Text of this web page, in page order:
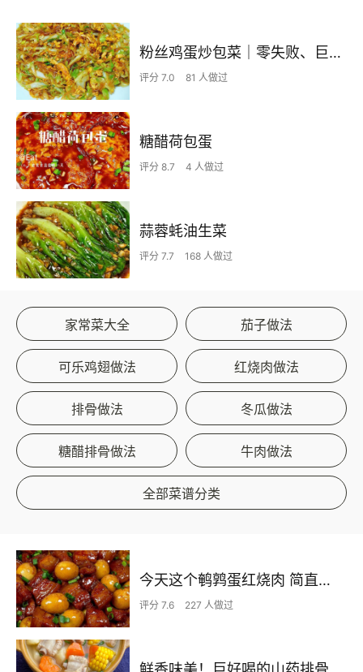
粉丝鸡蛋炒包菜｜零失败、巨下饭
评分 7.0 81 人做过
糖醋荷包蛋
评分 8.7 4 人做过
蒜蓉蚝油生菜
评分 7.7 168 人做过
家常菜大全 茄子做法
可乐鸡翅做法 红烧肉做法
排骨做法 冬瓜做法
糖醋排骨做法 牛肉做法
全部菜谱分类
今天这个鹌鹑蛋红烧肉 简直不要太下饭了
评分 7.6 227 人做过